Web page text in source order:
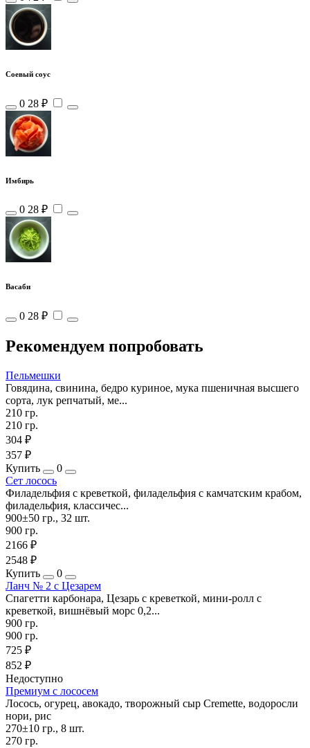
Соевый соус
0 28 ₽
Имбирь
0 28 ₽
Васаби
0 28 ₽
Рекомендуем попробовать
Пельмешки
Говядина, свинина, бедро куриное, мука пшеничная высшего
сорта, лук репчатый, ме...
210 гр.
210 гр.
304 ₽
357 ₽
Купить
0
Сет лосось
Филадельфия с креветкой, филадельфия с камчатским крабом,
филадельфия, классичес...
900±50 гр., 32 шт.
900 гр.
2166 ₽
2548 ₽
Купить
0
Ланч № 2 с Цезарем
Спагетти карбонара, Цезарь с креветкой, мини-ролл с
креветкой, вишнёвый морс 0,2...
900 гр.
900 гр.
725 ₽
852 ₽
Недоступно
Премиум с лососем
Лосось, огурец, авокадо, творожный сыр Cremette, водоросли
нори, рис
270±10 гр., 8 шт.
270 гр.